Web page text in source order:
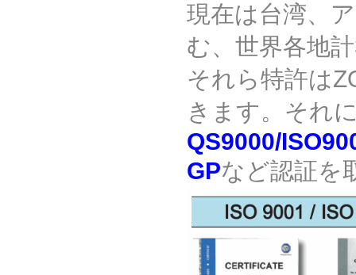
現在は台湾、
む、世界各地計
それら特許は
きます。それ
QS9000/
GPなど認証を